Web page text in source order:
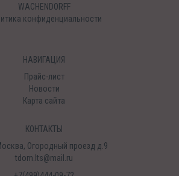
WACHENDORFF
конфиденциальности
НАВИГАЦИЯ
Прайс-лист
Новости
Карта сайта
КОНТАКТЫ
Огородный проезд д.9
tdom.lts@mail.ru